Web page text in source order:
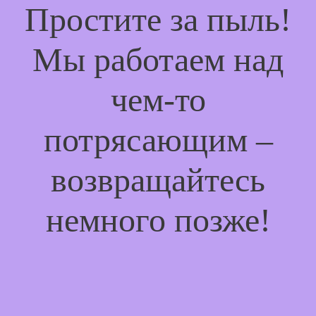
Простите за пыль!
Мы работаем над
чем-то
потрясающим –
возвращайтесь
немного позже!